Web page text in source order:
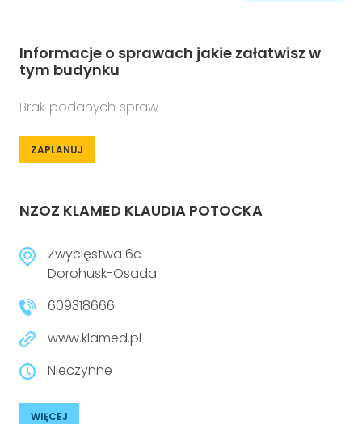
Informacje o sprawach jakie załatwisz w
tym budynku
Brak podanych spraw
ZAPLANUJ
NZOZ KLAMED KLAUDIA POTOCKA
Zwycięstwa 6c
Dorohusk-Osada
609318666
www.klamed.pl
Nieczynne
WIĘCEJ